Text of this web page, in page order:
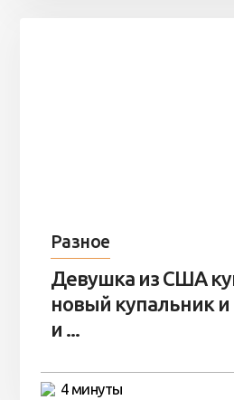
Разное
Девушка из США
новый купальник
и ...
4 минуты